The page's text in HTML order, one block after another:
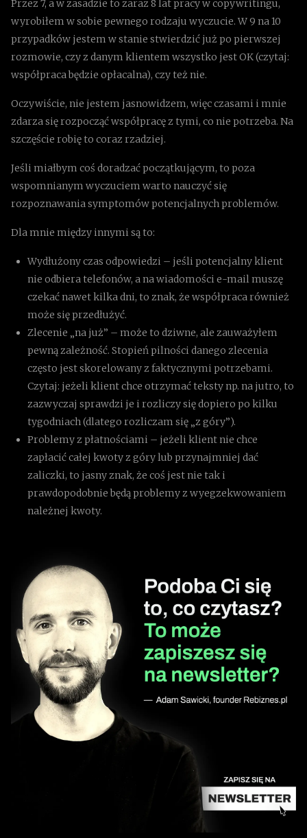
Przez 7, a w zasadzie to zaraz 8 lat pracy w copywritingu,
wyrobiłem w sobie pewnego rodzaju wyczucie. W 9 na 10
przypadków jestem w stanie stwierdzić już po pierwszej
rozmowie, czy z danym klientem wszystko jest OK (czytaj:
współpraca będzie opłacalna), czy też nie.
Oczywiście, nie jestem jasnowidzem, więc czasami i mnie
zdarza się rozpocząć współpracę z tymi, co nie potrzeba. Na
szczęście robię to coraz rzadziej.
Jeśli miałbym coś doradzać początkującym, to poza
wspomnianym wyczuciem warto nauczyć się
rozpoznawania symptomów potencjalnych problemów.
Dla mnie między innymi są to:
Wydłużony czas odpowiedzi – jeśli potencjalny klient
nie odbiera telefonów, a na wiadomości e-mail muszę
czekać nawet kilka dni, to znak, że współpraca również
może się przedłużyć.
Zlecenie „na już” – może to dziwne, ale zauważyłem
pewną zależność. Stopień pilności danego zlecenia
często jest skorelowany z faktycznymi potrzebami.
Czytaj: jeżeli klient chce otrzymać teksty np. na jutro, to
zazwyczaj sprawdzi je i rozliczy się dopiero po kilku
tygodniach (dlatego rozliczam się „z góry”).
Problemy z płatnościami – jeżeli klient nie chce
zapłacić całej kwoty z góry lub przynajmniej dać
zaliczki, to jasny znak, że coś jest nie tak i
prawdopodobnie będą problemy z wyegzekwowaniem
należnej kwoty.